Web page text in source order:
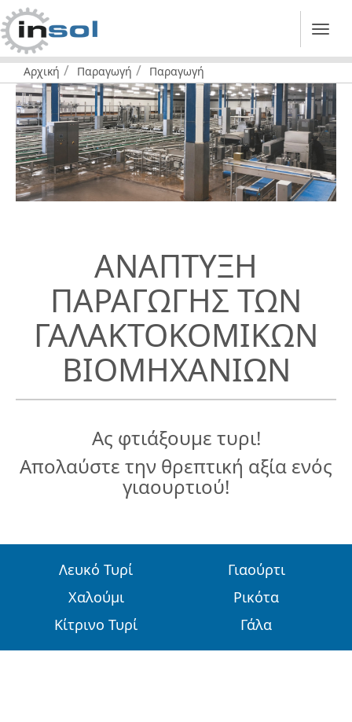
Βρίσκεστε
εδώ:
Αρχική Παραγωγή Παραγωγή
ΑΝΑΠΤΥΞΗ
ΠΑΡΑΓΩΓΗΣ ΤΩΝ
ΓΑΛΑΚΤΟΚΟΜΙΚΩΝ
ΒΙΟΜΗΧΑΝΙΩΝ
Ας φτιάξουμε τυρι!
Απολαύστε την θρεπτική αξία ενός
γιαουρτιού!
Λευκό Τυρί
Γιαούρτι
Χαλούμι
Ρικότα
Κίτρινο Τυρί
Γάλα